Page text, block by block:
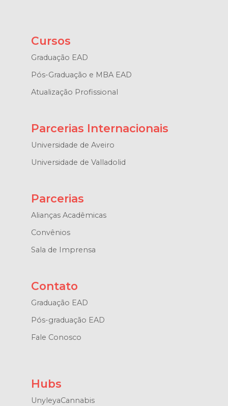
Cursos
Graduação EAD
Pós-Graduação e MBA EAD
Atualização Profissional
Parcerias Internacionais
Universidade de Aveiro
Universidade de Valladolid
Parcerias
Alianças Acadêmicas
Convênios
Sala de Imprensa
Contato
Graduação EAD
Pós-graduação EAD
Fale Conosco
Hubs
UnyleyaCannabis